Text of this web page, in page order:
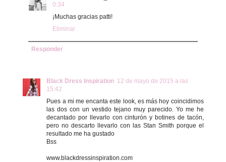
0:34
¡Muchas gracias patti!
Eliminar
Responder
Black Dress Inspiration 12 de mayo de 2015 a las
15:42
Pues a mi me encanta este look, es más hoy coincidimos
las dos con un vestido tejano muy parecido. Yo me he
decantado por llevarlo con cinturón y botines de tacón,
pero no descarto llevarlo con las Stan Smith porque el
resultado me ha gustado
Bss
www.blackdressinspiration.com